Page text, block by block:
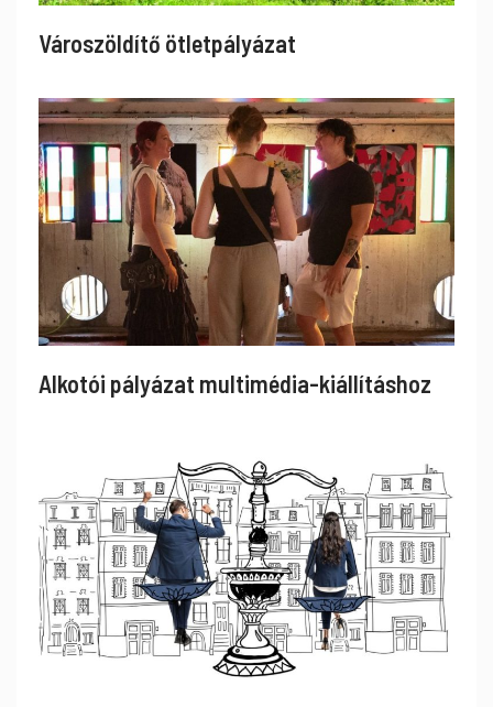
Városzöldítő ötletpályázat
Alkotói pályázat multimédia-kiállításhoz